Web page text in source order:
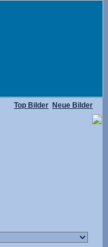
Top Bilder Neue Bilder